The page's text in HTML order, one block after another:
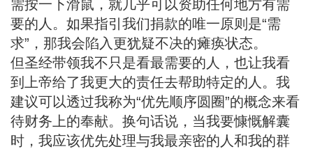
需按一下滑鼠，就几乎可以资助任何地方有需
要的人。如果指引我们捐款的唯一原则是“需
求”，那我会陷入更犹疑不决的瘫痪状态。
但圣经带领我不只是看最需要的人，也让我看
到上帝给了我更大的责任去帮助特定的人。我
建议可以透过我称为“优先顺序圆圈”的概念来看
待财务上的奉献。换句话说，当我要慷慨解囊
时，我应该优先处理与我最亲密的人和我的群